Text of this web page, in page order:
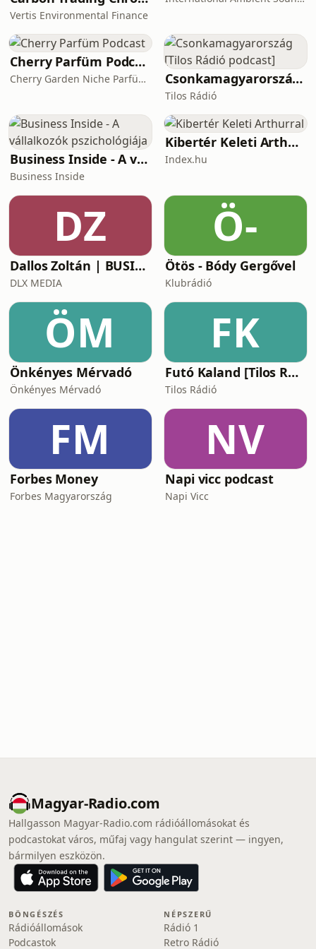
Azoknak, akiket az érdekel, hogyan
függ össze a befektetés a céggel, a
cég a családda
Vertis Environmental Finance
Cherry Parfüm Podcast
Cherry Garden Niche Parfüméria Csonkamagyarország [Tilos Rádió podcast]
Tilos Rádió
Business Inside - A vállalkozók pszichológiája
Business Inside
Kibertér Keleti Arthurral
Index.hu
DZ
Dallos Zoltán | BUSINESS
DLX MEDIA
Ö-
Ötös - Bódy Gergővel
Klubrádió
ÖM
Önkényes Mérvadó
Önkényes Mérvadó
FK
Futó Kaland [Tilos Rádió podcast]
Tilos Rádió
FM
Forbes Money
Forbes Magyarország
NV
Napi vicc podcast
Napi Vicc
Magyar-Radio.com
Hallgasson Magyar-Radio.com rádióállomásokat és
podcastokat város, műfaj vagy hangulat szerint — ingyen,
bármilyen eszközön.
BÖNGÉSZÉS
Rádióállomások
Podcastok
NÉPSZERŰ
Rádió 1
Retro Rádió